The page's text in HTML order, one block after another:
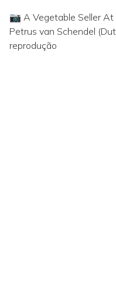
📷 A Vegetable Seller At
Petrus van Schendel
reprodução